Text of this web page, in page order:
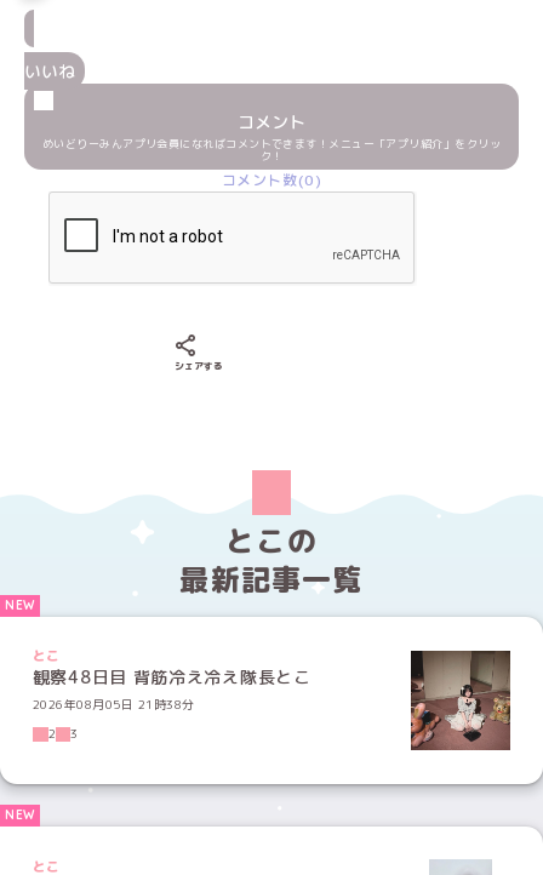
いいね
コメント
めいどりーみんアプリ会員になればコメントできます！メニュー「アプリ紹介」をクリッ
ク！
コメント数(0)
シェアする
とこの
最新記事一覧
とこ
観察48日目 背筋冷え冷え隊長とこ
2026年08月05日 21時38分
2
3
とこ